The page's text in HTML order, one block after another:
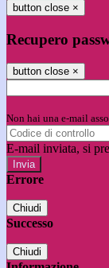
button close ×
Recupero
button close ×
Non hai una e-mail
E-mail inviata, si
Errore
Chiudi
Successo
Chiudi